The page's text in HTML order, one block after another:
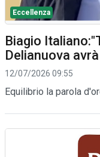
Eccellenza
Biagio
Delianuova
12/07/2026 09:55
Equilibrio la parola